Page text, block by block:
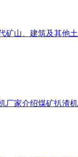
山、建筑及其
家介绍煤矿扒渣